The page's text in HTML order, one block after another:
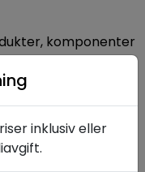
komponenter
industri. Med
bistår vi kunder
inklusiv eller